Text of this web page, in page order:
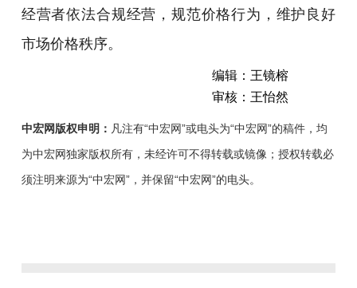
经营者依法合规经营，规范价格行为，维护良好
市场价格秩序。
编辑：王镜榕
审核：王怡然
中宏网版权申明： 凡注有“中宏网”或电头为“中宏网”的稿件，均
为中宏网独家版权所有，未经许可不得转载或镜像；授权转载必
须注明来源为“中宏网”，并保留“中宏网”的电头。